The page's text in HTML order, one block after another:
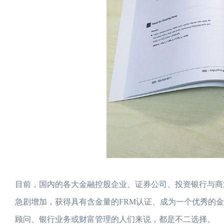
目前，国内的各大金融控股企业、证券公司、投资银行与
急剧增加，获得具有含金量的FRM认证、成为一个优秀的
顾问、银行业务或财富管理的人们来说，都是不二选择。